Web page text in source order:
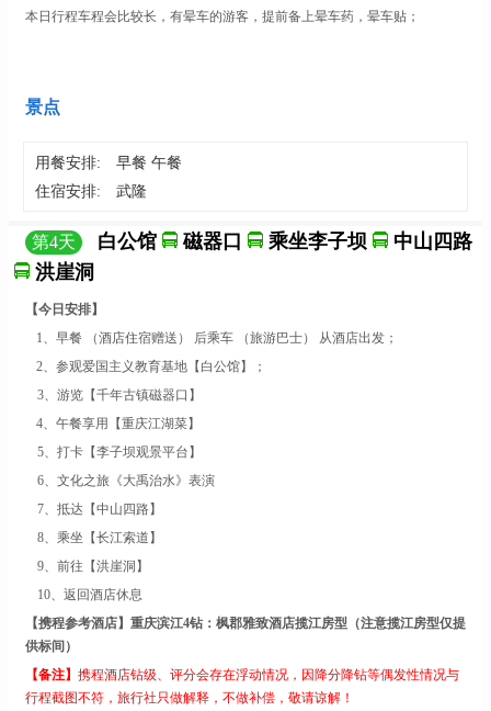
本日行程车程会比较长，有晕车的游客，提前备上晕车药，晕车贴；
景点
用餐安排:
早餐 午餐
住宿安排:
武隆
第4天 白公馆 磁器口 乘坐李子坝
中山四路
洪崖洞
【今日安排】
1、早餐 （酒店住宿赠送） 后乘车 （旅游巴士） 从酒店出发；
2、参观爱国主义教育基地 【 白公馆】
；
3、 游览【千年古镇磁器口 】
4、午餐享用 【重庆江湖菜】
5、 打卡 【李子坝观景平台 】
6、文化之旅《大禹治水》表演
7、抵达【中山四路】
8、乘坐 【长江索道 】
9、前往 【洪崖洞 】
10、返回酒店休息
【携程参考酒店】 重庆滨江4钻：枫郡雅致酒店揽江房型（注意揽江房型仅提
供标间）
【备注】 携程酒店钻级、评分会存在浮动情况，因降分降钻等偶发性情况与
行程截图不符，旅行社只做解释，不做补偿，敬请谅解！